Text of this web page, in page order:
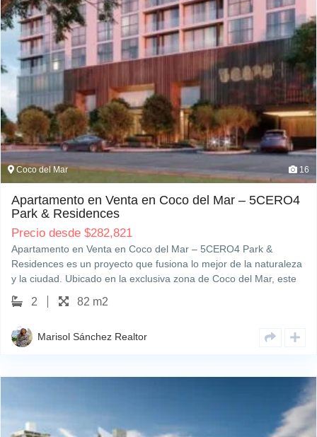
Coco del Mar 16
Apartamento en Venta en Coco del Mar – 5CERO4
Park & Residences
Precio desde $282,821
Apartamento en Venta en Coco del Mar – 5CERO4 Park &
Residences es un proyecto que fusiona lo mejor de la naturaleza
y la ciudad. Ubicado en la exclusiva zona de Coco del Mar, este
desarrollo de apartamentos modernos ofrece una distribución de
1, 2…
2 82 m2
Marisol Sánchez Realtor